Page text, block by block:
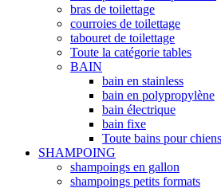
bras de toilettage
courroies de toilettage
tabouret de toilettage
Toute la catégorie tables
BAIN
bain en stainless
bain en polypropylène
bain électrique
bain fixe
Toute bains pour
SHAMPOING
shampoings en gallon
shampoings petits formats